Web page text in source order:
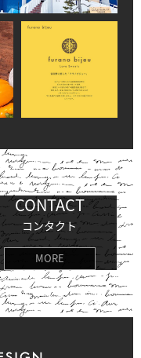
CONTACT
コンタクト
MORE